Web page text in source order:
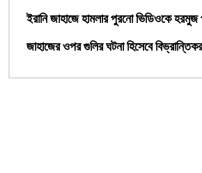
ইরানি জাহাজে হামলার পুরনো ভিডিওকে হরমুজ
জাহাজের ওপর গুলির ঘটনা হিসেবে